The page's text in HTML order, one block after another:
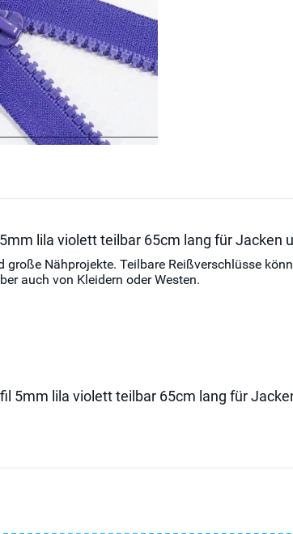
lila violett teilbar 65cm lang für Jacken
Nähprojekte. Teilbare Reißverschlüsse
auch von Kleidern oder Westen.
5mm lila violett teilbar 65cm lang für